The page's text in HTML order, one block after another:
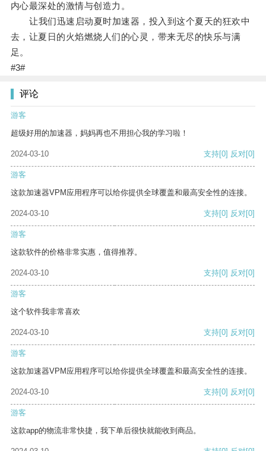
内心最深处的激情与创造力。
让我们迅速启动夏时加速器，投入到这个夏天的狂欢中
去，让夏日的火焰燃烧人们的心灵，带来无尽的快乐与满
足。
#3#
评论
游客
超级好用的加速器，妈妈再也不用担心我的学习啦！
2024-03-10 支持[0] 反对[0]
游客
这款加速器VPM应用程序可以给你提供全球覆盖和最高安全性的连接。
2024-03-10 支持[0] 反对[0]
游客
这款软件的价格非常实惠，值得推荐。
2024-03-10 支持[0] 反对[0]
游客
这个软件我非常喜欢
2024-03-10 支持[0] 反对[0]
游客
这款加速器VPM应用程序可以给你提供全球覆盖和最高安全性的连接。
2024-03-10 支持[0] 反对[0]
游客
这款app的物流非常快捷，我下单后很快就能收到商品。